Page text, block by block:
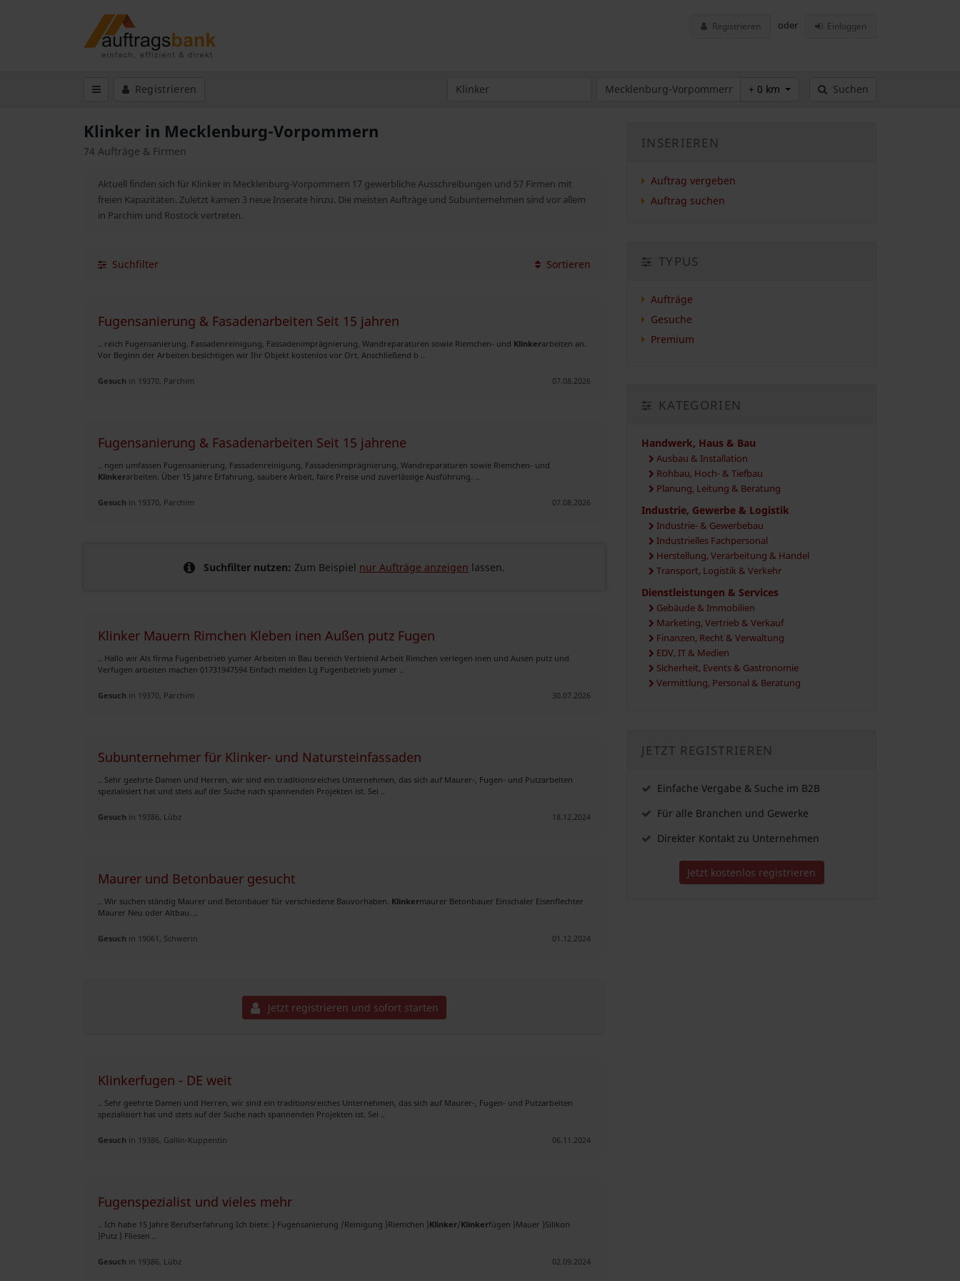
Registrieren oder Einloggen
Registrieren + 0 km Suchen
Klinker in Mecklenburg-Vorpommern
74 Aufträge & Firmen
Aktuell finden sich für Klinker in Mecklenburg-Vorpommern 17 gewerbliche Ausschreibungen und 57 Firmen mit
freien Kapazitäten. Zuletzt kamen 3 neue Inserate hinzu. Die meisten Aufträge und Subunternehmen sind vor allem
in Parchim und Rostock vertreten.
Suchfilter Sortieren
Fugensanierung & Fasadenarbeiten Seit 15 jahren
.. reich Fugensanierung, Fassadenreinigung, Fassadenimprägnierung, Wandreparaturen sowie Riemchen- und Klinkerarbeiten an.
Vor Beginn der Arbeiten besichtigen wir Ihr Objekt kostenlos vor Ort. Anschließend b ..
Gesuch in 19370, Parchim 07.08.2026
Fugensanierung & Fasadenarbeiten Seit 15 jahrene
.. ngen umfassen Fugensanierung, Fassadenreinigung, Fassadenimprägnierung, Wandreparaturen sowie Riemchen- und
Klinkerarbeiten. Über 15 Jahre Erfahrung, saubere Arbeit, faire Preise und zuverlässige Ausführung. ..
Gesuch in 19370, Parchim 07.08.2026
Suchfilter nutzen: Zum Beispiel nur Aufträge anzeigen lassen.
Klinker Mauern Rimchen Kleben inen Außen putz Fugen
.. Hallo wir Als firma Fugenbetrieb yumer Arbeiten in Bau bereich Verblend Arbeit Rimchen verlegen inen und Ausen putz und
Verfugen arbeiten machen 01731947594 Einfach melden Lg Fugenbetrieb yumer ..
Gesuch in 19370, Parchim 30.07.2026
Subunternehmer für Klinker- und Natursteinfassaden
.. Sehr geehrte Damen und Herren, wir sind ein traditionsreiches Unternehmen, das sich auf Maurer-, Fugen- und Putzarbeiten
spezialisiert hat und stets auf der Suche nach spannenden Projekten ist. Sei ..
Gesuch in 19386, Lübz 18.12.2024
Maurer und Betonbauer gesucht
.. Wir suchen ständig Maurer und Betonbauer für verschiedene Bauvorhaben. Klinkermaurer Betonbauer Einschaler Eisenflechter
Maurer Neu oder Altbau. ..
Gesuch in 19061, Schwerin 01.12.2024
Jetzt registrieren und sofort starten
Klinkerfugen - DE weit
.. Sehr geehrte Damen und Herren, wir sind ein traditionsreiches Unternehmen, das sich auf Maurer-, Fugen- und Putzarbeiten
spezialisiert hat und stets auf der Suche nach spannenden Projekten ist. Sei ..
Gesuch in 19386, Gallin-Kuppentin 06.11.2024
Fugenspezialist und vieles mehr
.. Ich habe 15 Jahre Berufserfahrung Ich biete: } Fugensanierung /Reinigung }Riemchen }Klinker/Klinkerfügen }Mauer }Silikon
}Putz } Fliesen ..
Gesuch in 19386, Lübz 02.09.2024
INSERIEREN
Auftrag vergeben
Auftrag suchen
TYPUS
Aufträge
Gesuche
Premium
KATEGORIEN
Handwerk, Haus & Bau
Ausbau & Installation
Rohbau, Hoch- & Tiefbau
Planung, Leitung & Beratung
Industrie, Gewerbe & Logistik
Industrie- & Gewerbebau
Industrielles Fachpersonal
Herstellung, Verarbeitung & Handel
Transport, Logistik & Verkehr
Dienstleistungen & Services
Gebäude & Immobilien
Marketing, Vertrieb & Verkauf
Finanzen, Recht & Verwaltung
EDV, IT & Medien
Sicherheit, Events & Gastronomie
Vermittlung, Personal & Beratung
JETZT REGISTRIEREN
Einfache Vergabe & Suche im B2B
Für alle Branchen und Gewerke
Direkter Kontakt zu Unternehmen
Jetzt kostenlos registrieren